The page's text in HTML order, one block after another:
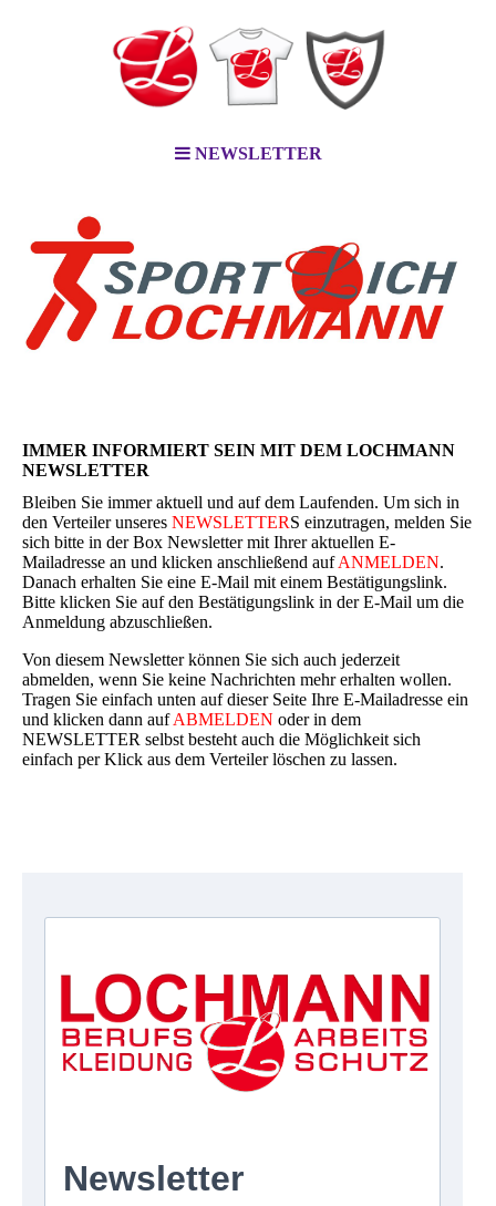
NEWSLETTER
IMMER INFORMIERT SEIN MIT DEM LOCHMANN
NEWSLETTER
Bleiben Sie immer aktuell und auf dem Laufenden. Um sich in
den Verteiler unseres NEWSLETTERS einzutragen, melden Sie
sich bitte in der Box Newsletter mit Ihrer aktuellen E-
Mailadresse an und klicken anschließend aufANMELDEN.
Danach erhalten Sie eine E-Mail mit einem Bestätigungslink.
Bitte klicken Sie auf den Bestätigungslink in der E-Mail um die
Anmeldung abzuschließen.
Von diesem Newsletter können Sie sich auch jederzeit
abmelden, wenn Sie keine Nachrichten mehr erhalten wollen.
Tragen Sie einfach unten auf dieser Seite Ihre E-Mailadresse ein
und klicken dann aufABMELDEN oder in dem
NEWSLETTER selbst besteht auch die Möglichkeit sich
einfach per Klick aus dem Verteiler löschen zu lassen.